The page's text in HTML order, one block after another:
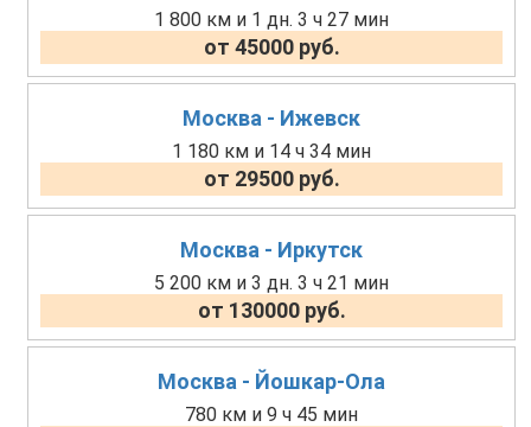
1 800 км и 1 дн. 3 ч 27 мин
от 45000 руб.
Москва - Ижевск
1 180 км и 14 ч 34 мин
от 29500 руб.
Москва - Иркутск
5 200 км и 3 дн. 3 ч 21 мин
от 130000 руб.
Москва - Йошкар-Ола
780 км и 9 ч 45 мин